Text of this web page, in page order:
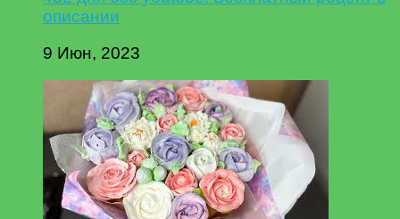
описании
9 Июн, 2023